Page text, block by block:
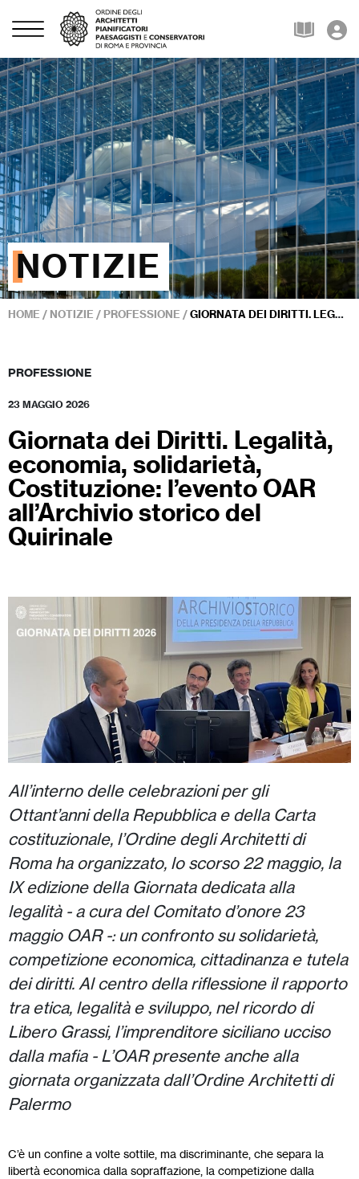
NOTIZIE
HOME / NOTIZIE / PROFESSIONE /GIORNATA DEI DIRITTI. LEGALITÀ, ECONOMIA, SOLIDARIETÀ, COSTITUZIONE: L’EVENTO OAR ALL’ARCHIVIO STORICO DEL QUIRINALE
PROFESSIONE
23 MAGGIO 2026
Giornata dei Diritti. Legalità,
economia, solidarietà,
Costituzione: l’evento OAR
all’Archivio storico del
Quirinale
All’interno delle celebrazioni per gli
Ottant’anni della Repubblica e della Carta
costituzionale, l’Ordine degli Architetti di
Roma ha organizzato, lo scorso 22 maggio, la
IX edizione della Giornata dedicata alla
legalità - a cura del Comitato d’onore 23
maggio OAR -: un confronto su solidarietà,
competizione economica, cittadinanza e tutela
dei diritti. Al centro della riflessione il rapporto
tra etica, legalità e sviluppo, nel ricordo di
Libero Grassi, l’imprenditore siciliano ucciso
dalla mafia - L’OAR presente anche alla
giornata organizzata dall’Ordine Architetti di
Palermo
C’è un confine a volte sottile, ma discriminante, che separa la
libertà economica dalla sopraffazione, la competizione dalla